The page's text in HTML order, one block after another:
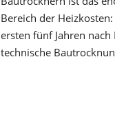
Bereich der
ersten fünf Jahren
technische